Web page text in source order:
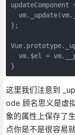
};
vm.$el =
}
这里我们注意到
ode 顾名思义是虚
象的属性上保存了
点你是不是很容易